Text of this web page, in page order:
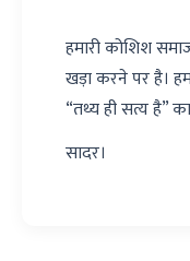
हमारी कोशिश
खड़ा करने पर है।
“तथ्य ही सत्य है”
सादर।